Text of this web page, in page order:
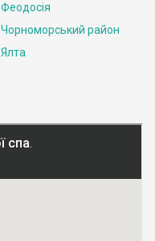
Феодосія
Чорноморський район
Ялта